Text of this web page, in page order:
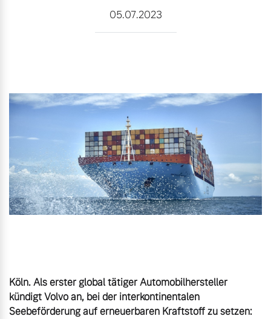
Gebrauchtwagen
Aktuelle Zubehörangebote
Zubehörkatalog
Aktuelle Serviceangebote
Unsere News & Events
05.07.2023
Köln. Als erster global tätiger Automobilhersteller
kündigt Volvo an, bei der interkontinentalen
Seebeförderung auf erneuerbaren Kraftstoff zu setzen: